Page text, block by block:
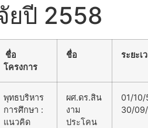
ยปี 2558
ชื่อ
โครงการ
ชื่อ ระยะเ
พุทธบริหาร
การศึกษา :
แนวคิด
ผศ.ดร.สิน
งาม
ประโคน
01/
30/